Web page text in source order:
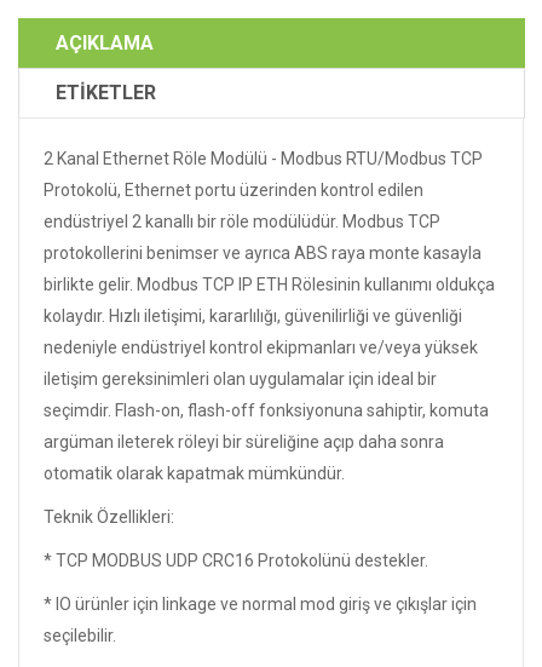
AÇIKLAMA
ETİKETLER
2 Kanal Ethernet Röle Modülü - Modbus RTU/Modbus TCP
Protokolü, Ethernet portu üzerinden kontrol edilen
endüstriyel 2 kanallı bir röle modülüdür. Modbus TCP
protokollerini benimser ve ayrıca ABS raya monte kasayla
birlikte gelir. Modbus TCP IP ETH Rölesinin kullanımı oldukça
kolaydır. Hızlı iletişimi, kararlılığı, güvenilirliği ve güvenliği
nedeniyle endüstriyel kontrol ekipmanları ve/veya yüksek
iletişim gereksinimleri olan uygulamalar için ideal bir
seçimdir. Flash-on, flash-off fonksiyonuna sahiptir, komuta
argüman ileterek röleyi bir süreliğine açıp daha sonra
otomatik olarak kapatmak mümkündür.
Teknik Özellikleri:
* TCP MODBUS UDP CRC16 Protokolünü destekler.
* IO ürünler için linkage ve normal mod giriş ve çıkışlar için
seçilebilir.